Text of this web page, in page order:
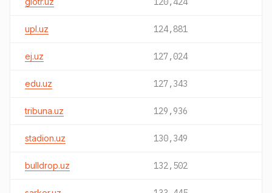
upl.uz 124,881
ej.uz 127,024
edu.uz 127,343
tribuna.uz 129,936
stadion.uz 130,349
bulldrop.uz 132,502